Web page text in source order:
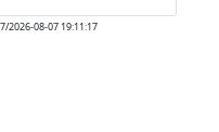
2026-08-07 19:11:17